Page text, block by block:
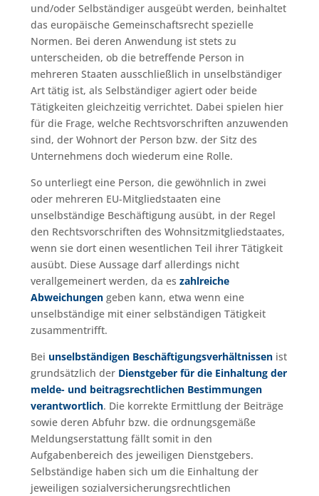
und/oder Selbständiger ausgeübt werden, beinhaltet
das europäische Gemeinschaftsrecht spezielle
Normen. Bei deren Anwendung ist stets zu
unterscheiden, ob die betreffende Person in
mehreren Staaten ausschließlich in unselbständiger
Art tätig ist, als Selbständiger agiert oder beide
Tätigkeiten gleichzeitig verrichtet. Dabei spielen hier
für die Frage, welche Rechtsvorschriften anzuwenden
sind, der Wohnort der Person bzw. der Sitz des
Unternehmens doch wiederum eine Rolle.
So unterliegt eine Person, die gewöhnlich in zwei
oder mehreren EU-Mitgliedstaaten eine
unselbständige Beschäftigung ausübt, in der Regel
den Rechtsvorschriften des Wohnsitzmitgliedstaates,
wenn sie dort einen wesentlichen Teil ihrer Tätigkeit
ausübt. Diese Aussage darf allerdings nicht
verallgemeinert werden, da es zahlreiche
Abweichungengeben kann, etwa wenn eine
unselbständige mit einer selbständigen Tätigkeit
zusammentrifft.
Bei unselbständigen Beschäftigungsverhältnissenist
grundsätzlich der Dienstgeber für die Einhaltung der
melde- und beitragsrechtlichen Bestimmungen
verantwortlich. Die korrekte Ermittlung der Beiträge
sowie deren Abfuhr bzw. die ordnungsgemäße
Meldungserstattung fällt somit in den
Aufgabenbereich des jeweiligen Dienstgebers.
Selbständige haben sich um die Einhaltung der
jeweiligen sozialversicherungsrechtlichen